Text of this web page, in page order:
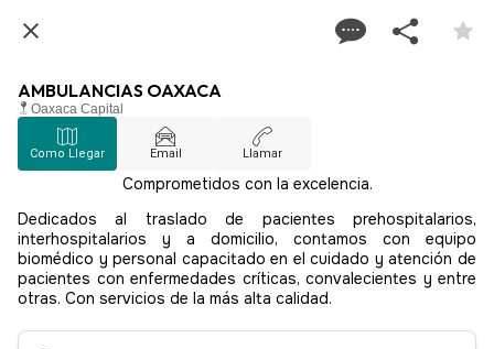
AMBULANCIAS OAXACA
Oaxaca Capital
Como Llegar Email Llamar
Comprometidos con la excelencia.
Dedicados al traslado de pacientes prehospitalarios,
interhospitalarios y a domicilio, contamos con equipo
biomédico y personal capacitado en el cuidado y atención de
pacientes con enfermedades críticas, convalecientes y entre
otras. Con servicios de la más alta calidad.